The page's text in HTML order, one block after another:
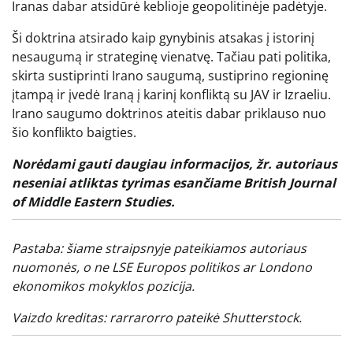
Iranas dabar atsidūrė keblioje geopolitinėje padėtyje.
Ši doktrina atsirado kaip gynybinis atsakas į istorinį
nesaugumą ir strateginę vienatvę. Tačiau pati politika,
skirta sustiprinti Irano saugumą, sustiprino regioninę
įtampą ir įvedė Iraną į karinį konfliktą su JAV ir Izraeliu.
Irano saugumo doktrinos ateitis dabar priklauso nuo
šio konflikto baigties.
Norėdami gauti daugiau informacijos, žr. autoriaus
neseniai atliktas tyrimasesančiameBritish Journal
of Middle Eastern Studies.
Pastaba: šiame straipsnyje pateikiamos autoriaus
nuomonės, o ne LSE Europos politikos ar Londono
ekonomikos mokyklos pozicija.
Vaizdo kreditas:rarrarorro pateikė Shutterstock.